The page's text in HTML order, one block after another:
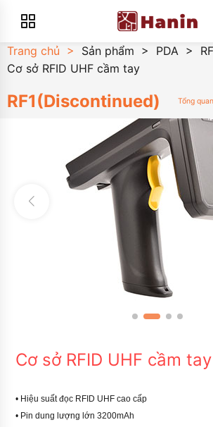
Trang chủ > Sản phẩm > PDA >
Cơ sở RFID UHF cầm tay
RF1(Discontinued) Tổng quan
Cơ sở RFID UHF cầm tay
• Hiệu suất đọc RFID UHF cao cấp
• Pin dung lượng lớn 3200mAh